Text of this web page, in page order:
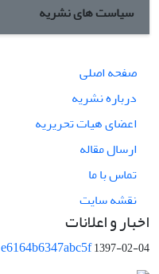
سیاست های نشریه
صفحه اصلی
درباره نشریه
اعضای هیات تحریریه
ارسال مقاله
تماس با ما
نقشه سایت
اخبار و اعلانات
e6164b6347abc5f1397-02-04